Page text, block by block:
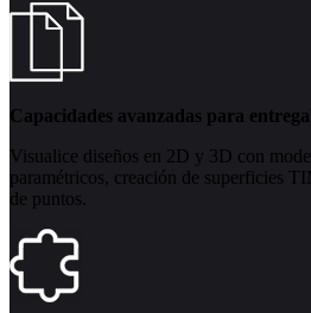
Capacidades avanzadas para
Visualice diseños en 2D y 3D con
paramétricos, creación de superficies
de puntos.